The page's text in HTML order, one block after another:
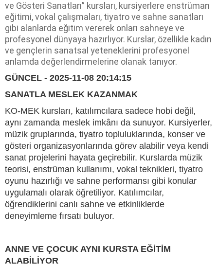
ve Gösteri Sanatları” kursları, kursiyerlere enstrüman
eğitimi, vokal çalışmaları, tiyatro ve sahne sanatları
gibi alanlarda eğitim vererek onları sahneye ve
profesyonel dünyaya hazırlıyor. Kurslar, özellikle kadın
ve gençlerin sanatsal yeteneklerini profesyonel
anlamda değerlendirmelerine olanak tanıyor.
GÜNCEL - 2025-11-08 20:14:15
SANATLA MESLEK KAZANMAK
KO-MEK kursları, katılımcılara sadece hobi değil,
aynı zamanda meslek imkânı da sunuyor. Kursiyerler,
müzik gruplarında, tiyatro topluluklarında, konser ve
gösteri organizasyonlarında görev alabilir veya kendi
sanat projelerini hayata geçirebilir. Kurslarda müzik
teorisi, enstrüman kullanımı, vokal teknikleri, tiyatro
oyunu hazırlığı ve sahne performansı gibi konular
uygulamalı olarak öğretiliyor. Katılımcılar,
öğrendiklerini canlı sahne ve etkinliklerde
deneyimleme fırsatı buluyor.
ANNE VE ÇOCUK AYNI KURSTA EĞİTİM
ALABİLİYOR